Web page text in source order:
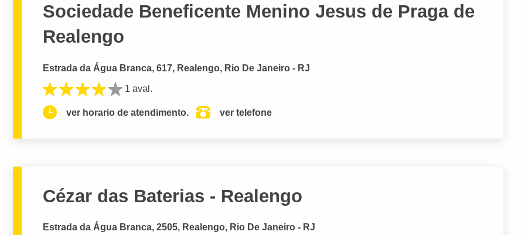
Sociedade Beneficente Menino Jesus de Praga de
Realengo
Estrada da Água Branca, 617, Realengo, Rio De Janeiro - RJ
1 aval.
ver horario de atendimento. ver telefone
Cézar das Baterias - Realengo
Estrada da Água Branca, 2505, Realengo, Rio De Janeiro - RJ